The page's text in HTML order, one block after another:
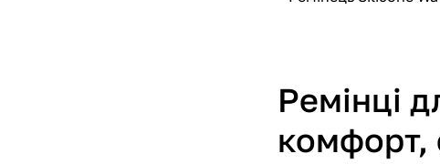
Ремінці
комфорт,